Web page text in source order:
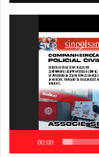
00:00